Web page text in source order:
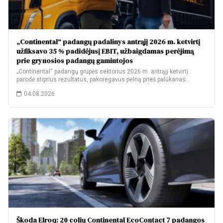
„Continental“ padangų padalinys antrąjį 2026 m. ketvirtį
užfiksavo 35 % padidėjusį EBIT, užbaigdamas perėjimą
prie grynosios padangų gamintojos
„Continental“ padangų grupės sektorius 2026 m. antrąjį ketvirtį
parodė stiprius rezultatus, pakoregavus pelną prieš palūkanas…
04.08.2026
Škoda Elroq: 20 colių Continental EcoContact 7 padangos